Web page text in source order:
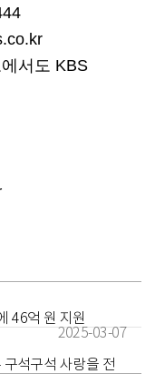
서도 KBS
46억 원 지원
2025-03-07
석구석 사랑을 전